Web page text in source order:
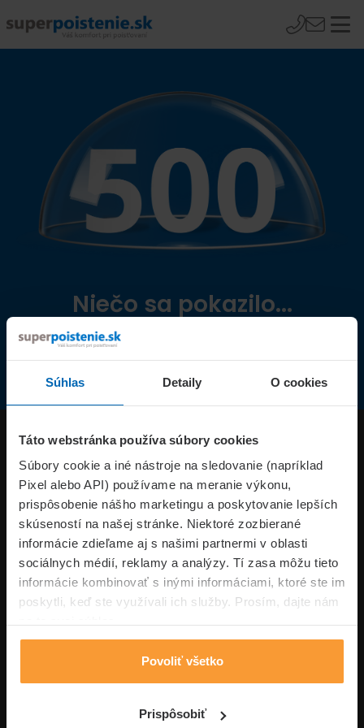
Súhlas Detaily O cookies
Táto webstránka používa súbory cookies
Súbory cookie a iné nástroje na sledovanie (napríklad
Pixel alebo API) používame na meranie výkonu,
prispôsobenie nášho marketingu a poskytovanie lepších
skúseností na našej stránke. Niektoré zozbierané
informácie zdieľame aj s našimi partnermi v oblasti
sociálnych médií, reklamy a analýzy. Tí zasa môžu tieto
informácie kombinovať s inými informáciami, ktoré ste im
poskytli, keď ste využívali ich služby. Prosím, dajte nám
Povoliť všetko
Prispôsobiť
Niečo sa pokazilo...
Přejít na úvodní stránku
Produkty
Superpoistenie.sk
Informácie
Typy poistení
Volajte pon-pia: 09:00–17:00 hod
0850 100 101
Napíšte nám